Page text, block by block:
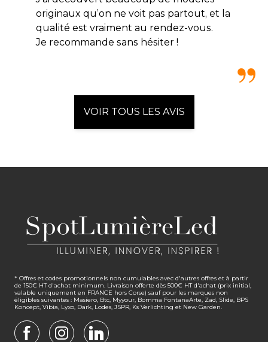
originaux qu’on ne voit pas partout, et la
qualité est vraiment au rendez-vous.
Je recommande sans hésiter !
VOIR TOUS LES AVIS
* Offres et codes promotionnels non cumulables avec d'autres offres et à partir
de 150€ HT d'achat minimum. Livraison offerte dès 500€ HT d'achat (prix initial,
valable uniquement en FRANCE hors Corse) sauf pour les marques non
éligibles suivantes : Masiero, Btc, Myyour, Bomma FontanaArte, Zad, Slide, BPS
Koncept, Vibia, Lyxo, Dark, Lodes, JSPR, Ks Verlichting et New Garden.